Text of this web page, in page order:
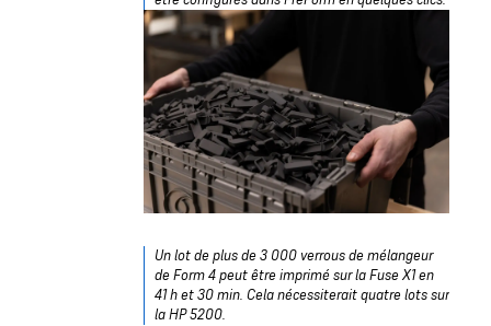
Un lot de plus de 3 000 verrous de mélangeur
de Form 4 peut être imprimé sur la Fuse X1 en
41 h et 30 min. Cela nécessiterait quatre lots sur
la HP 5200.